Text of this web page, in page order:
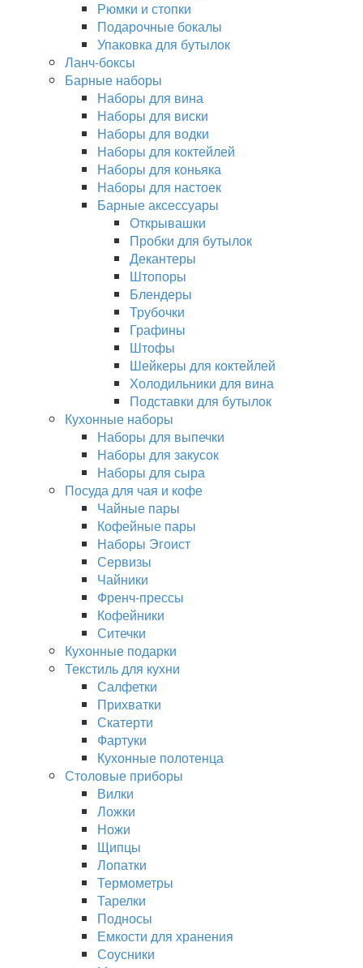
Рюмки и стопки
Подарочные бокалы
Упаковка для бутылок
Ланч-боксы
Барные наборы
Наборы для вина
Наборы для виски
Наборы для водки
Наборы для коктейлей
Наборы для коньяка
Наборы для настоек
Барные аксессуары
Открывашки
Пробки для бутылок
Декантеры
Штопоры
Блендеры
Трубочки
Графины
Штофы
Шейкеры для коктейлей
Холодильники для вина
Подставки для бутылок
Кухонные наборы
Наборы для выпечки
Наборы для закусок
Наборы для сыра
Посуда для чая и кофе
Чайные пары
Кофейные пары
Наборы Эгоист
Сервизы
Чайники
Френч-прессы
Кофейники
Ситечки
Кухонные подарки
Текстиль для кухни
Салфетки
Прихватки
Скатерти
Фартуки
Кухонные полотенца
Столовые приборы
Вилки
Ложки
Ножи
Щипцы
Лопатки
Термометры
Тарелки
Подносы
Емкости для хранения
Соусники